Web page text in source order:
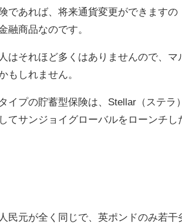
であれば、将来通貨変更ができますの
融商品なのです。
はそれほど多くはありませんので、マ
もしれません。
プの貯蓄型保険は、Stellar（ステラ）
てサンジョイグローバルをローンチし
民元が全く同じで、英ポンドのみ若干